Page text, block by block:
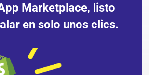
Marketplace, listo
en solo unos clics.